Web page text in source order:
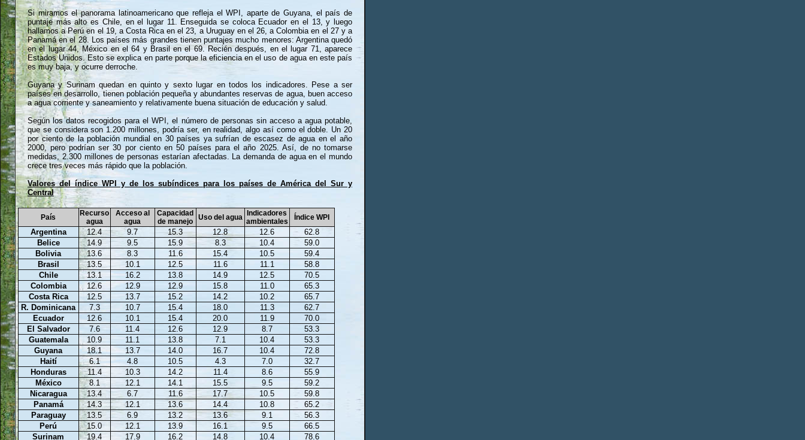
Si miramos el panorama latinoamericano que refleja el WPI, aparte de Guyana, el país de
puntaje más alto es Chile, en el lugar 11. Enseguida se coloca Ecuador en el 13, y luego
hallamos a Perú en el 19, a Costa Rica en el 23, a Uruguay en el 26, a Colombia en el 27 y a
Panamá en el 28. Los países más grandes tienen puntajes mucho menores: Argentina quedó
en el lugar 44, México en el 64 y Brasil en el 69. Recién después, en el lugar 71, aparece
Estados Unidos. Esto se explica en parte porque la eficiencia en el uso de agua en este país
es muy baja, y ocurre derroche.
Guyana y Surinam quedan en quinto y sexto lugar en todos los indicadores. Pese a ser
países en desarrollo, tienen población pequeña y abundantes reservas de agua, buen acceso
a agua corriente y saneamiento y relativamente buena situación de educación y salud.
Según los datos recogidos para el WPI, el número de personas sin acceso a agua potable,
que se considera son 1.200 millones, podría ser, en realidad, algo así como el doble. Un 20
por ciento de la población mundial en 30 países ya sufrían de escasez de agua en el año
2000, pero podrían ser 30 por ciento en 50 países para el año 2025. Así, de no tomarse
medidas, 2.300 millones de personas estarían afectadas. La demanda de agua en el mundo
crece tres veces más rápido que la población.
Valores del índice WPI y de los subíndices para los países de América del Sur y
Central
País
Recurso
agua
Acceso al
agua
Capacidad
de manejo
Uso del agua
Indicadores
ambientales
Índice WPI
Argentina 12.4 9.7 15.3 12.8 12.6
62.8
Belice
14.9 9.5 15.9 8.3 10.4
59.0
Bolivia
13.6 8.3 11.6 15.4 10.5
59.4
Brasil
13.5 10.1 12.5 11.6 11.1
58.8
Chile
13.1 16.2 13.8 14.9 12.5
70.5
Colombia
12.6 12.9 12.9 15.8 11.0
65.3
Costa Rica
12.5 13.7 15.2 14.2 10.2
65.7
R. Dominicana
7.3 10.7 15.4 18.0 11.3
62.7
Ecuador
12.6 10.1 15.4 20.0 11.9
70.0
El Salvador
7.6 11.4 12.6 12.9 8.7
53.3
Guatemala
10.9 11.1 13.8 7.1 10.4
53.3
Guyana
18.1 13.7 14.0 16.7 10.4
72.8
Haití
6.1 4.8 10.5 4.3 7.0
32.7
Honduras
11.4 10.3 14.2 11.4 8.6
55.9
México
8.1 12.1 14.1 15.5 9.5
59.2
Nicaragua
13.4 6.7 11.6 17.7 10.5
59.8
Panamá
14.3 12.1 13.6 14.4 10.8
65.2
Paraguay
13.5 6.9 13.2 13.6 9.1
56.3
Perú
15.0 12.1 13.9 16.1 9.5
66.5
Surinam
19.4 17.9 16.2 14.8 10.4 78.6